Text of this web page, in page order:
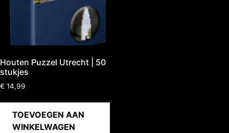
Houten Puzzel Utrecht | 50
stukjes
€ 14,99
TOEVOEGEN AAN
WINKELWAGEN